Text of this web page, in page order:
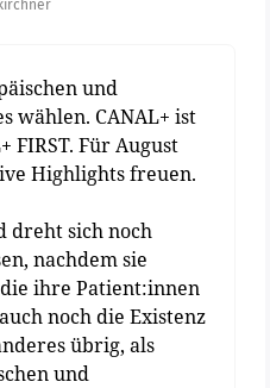
und
wählen. CANAL+ ist
FIRST. Für August
Highlights freuen.
dreht sich noch
nachdem sie
ihre Patient:innen
noch die Existenz
übrig, als
und